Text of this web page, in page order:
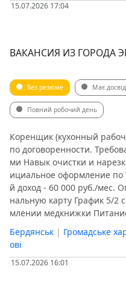
15.07.2026 17:04
ВАКАНСИЯ ИЗ ГОРОДА
Без резюме Має досвід
Повний робочий день
Коренщик (кухонный
по договоренности.
ми Навык очистки и
ициальное оформление
й доход - 60 000 руб./мес.
нальную карту График 5/2
млении медкнижки
Бердянськ | Громадське
ові
15.07.2026 16:01